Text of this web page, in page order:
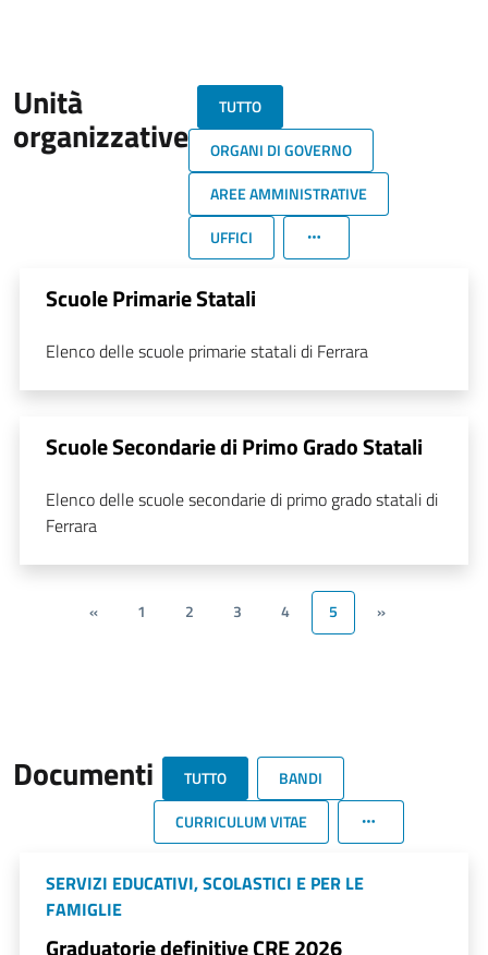
Unità
organizzative
TUTTO
ORGANI DI GOVERNO
AREE AMMINISTRATIVE
UFFICI
Scuole Primarie Statali
Elenco delle scuole primarie statali di Ferrara
Scuole Secondarie di Primo Grado Statali
Elenco delle scuole secondarie di primo grado statali di
Ferrara
« 1 2 3 4 5 »
Documenti TUTTO
BANDI
CURRICULUM VITAE
SERVIZI EDUCATIVI, SCOLASTICI E PER LE
FAMIGLIE
Graduatorie definitive CRE 2026